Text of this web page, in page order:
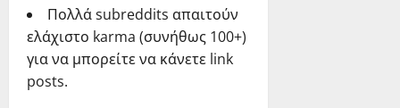
Πολλά subreddits απαιτούν
ελάχιστο karma (συνήθως 100+)
για να μπορείτε να κάνετε link
posts.